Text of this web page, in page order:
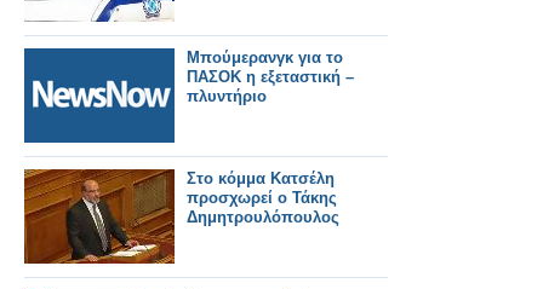
Μπούμερανγκ για το
ΠΑΣΟΚ η εξεταστική –
πλυντήριο
Στο κόμμα Κατσέλη
προσχωρεί ο Τάκης
Δημητρουλόπουλος